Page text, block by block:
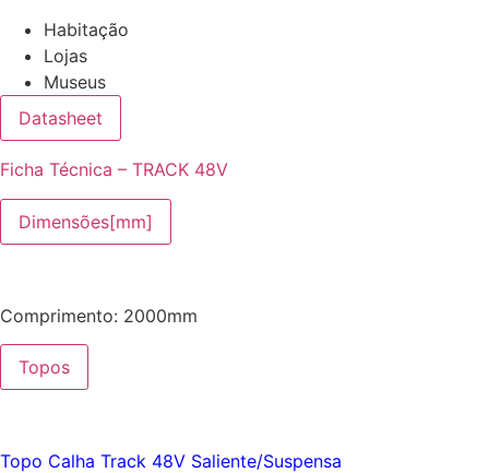
Habitação
Lojas
Museus
Datasheet
Ficha Técnica – TRACK 48V
Dimensões[mm]
Comprimento: 2000mm
Topos
Topo Calha Track 48V Saliente/Suspensa